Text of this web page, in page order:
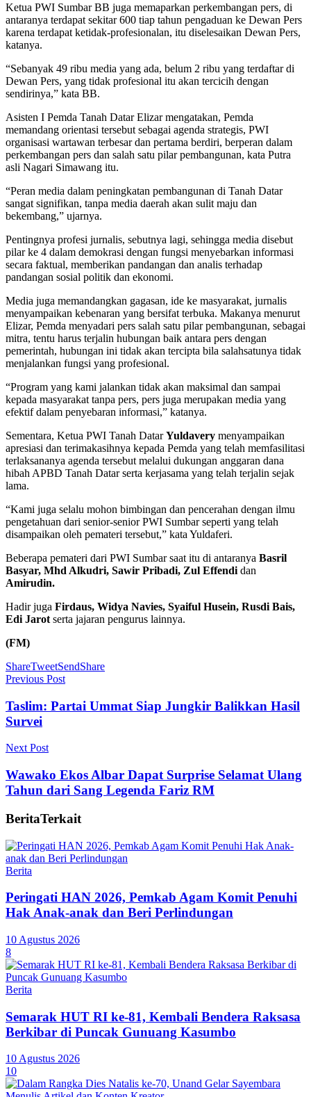
Ketua PWI Sumbar BB juga memaparkan perkembangan pers, di
antaranya terdapat sekitar 600 tiap tahun pengaduan ke Dewan Pers
karena terdapat ketidak-profesionalan, itu diselesaikan Dewan Pers,
katanya.
“Sebanyak 49 ribu media yang ada, belum 2 ribu yang terdaftar di
Dewan Pers, yang tidak profesional itu akan tercicih dengan
sendirinya,” kata BB.
Asisten I Pemda Tanah Datar Elizar mengatakan, Pemda
memandang orientasi tersebut sebagai agenda strategis, PWI
organisasi wartawan terbesar dan pertama berdiri, berperan dalam
perkembangan pers dan salah satu pilar pembangunan, kata Putra
asli Nagari Simawang itu.
“Peran media dalam peningkatan pembangunan di Tanah Datar
sangat signifikan, tanpa media daerah akan sulit maju dan
bekembang,” ujarnya.
Pentingnya profesi jurnalis, sebutnya lagi, sehingga media disebut
pilar ke 4 dalam demokrasi dengan fungsi menyebarkan informasi
secara faktual, memberikan pandangan dan analis terhadap
pandangan sosial politik dan ekonomi.
Media juga memandangkan gagasan, ide ke masyarakat, jurnalis
menyampaikan kebenaran yang bersifat terbuka. Makanya menurut
Elizar, Pemda menyadari pers salah satu pilar pembangunan, sebagai
mitra, tentu harus terjalin hubungan baik antara pers dengan
pemerintah, hubungan ini tidak akan tercipta bila salahsatunya tidak
menjalankan fungsi yang profesional.
“Program yang kami jalankan tidak akan maksimal dan sampai
kepada masyarakat tanpa pers, pers juga merupakan media yang
efektif dalam penyebaran informasi,” katanya.
Sementara, Ketua PWI Tanah DatarYuldavery menyampaikan
apresiasi dan terimakasihnya kepada Pemda yang telah memfasilitasi
terlaksananya agenda tersebut melalui dukungan anggaran dana
hibah APBD Tanah Datar serta kerjasama yang telah terjalin sejak
lama.
“Kami juga selalu mohon bimbingan dan pencerahan dengan ilmu
pengetahuan dari senior-senior PWI Sumbar seperti yang telah
disampaikan oleh pemateri tersebut,” kata Yuldaferi.
Beberapa pemateri dari PWI Sumbar saat itu di antaranya Basril
Basyar, Mhd Alkudri, Sawir Pribadi, Zul Effendi dan
Amirudin.
Hadir juga Firdaus, Widya Navies, Syaiful Husein, Rusdi Bais,
Edi Jarot serta jajaran pengurus lainnya.
(FM)
ShareTweetSendShare
Previous Post
Taslim: Partai Ummat Siap Jungkir Balikkan Hasil
Survei
Next Post
Wawako Ekos Albar Dapat Surprise Selamat Ulang
Tahun dari Sang Legenda Fariz RM
BeritaTerkait
Berita
Peringati HAN 2026, Pemkab Agam Komit Penuhi
Hak Anak-anak dan Beri Perlindungan
10 Agustus 2026
8
Berita
Semarak HUT RI ke-81, Kembali Bendera Raksasa
Berkibar di Puncak Gunuang Kasumbo
10 Agustus 2026
10